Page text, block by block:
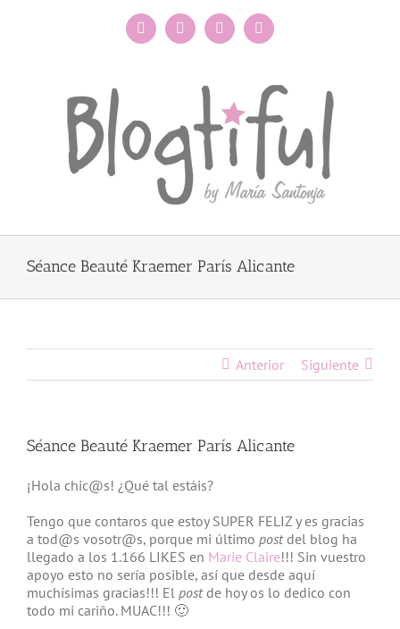
FacebookInstagram
X Pinterest
Séance Beauté Kraemer París Alicante
Anterior Siguiente
Séance Beauté Kraemer París Alicante
¡Hola chic@s! ¿Qué tal estáis?
Tengo que contaros que estoy SUPER FELIZ y es gracias
a tod@s vosotr@s, porque mi último postdel blog ha
llegado a los 1.166 LIKES en Marie Claire!!! Sin vuestro
apoyo esto no sería posible, así que desde aquí
muchísimas gracias!!! El postde hoy os lo dedico con
todo mi cariño. MUAC!!! 🙂